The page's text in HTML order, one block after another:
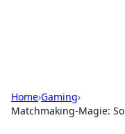
Home›Gaming›
Matchmaking-Magie: